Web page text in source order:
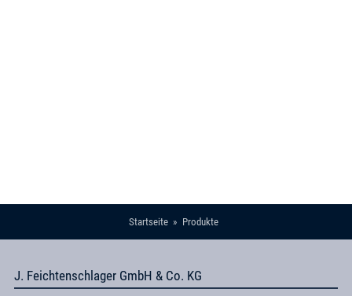
Startseite Produkte
J. Feichtenschlager GmbH & Co. KG